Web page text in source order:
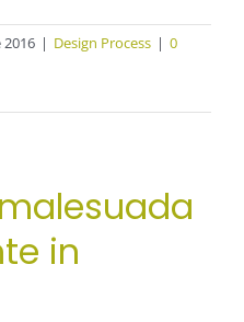
| Design Process | 0
in